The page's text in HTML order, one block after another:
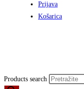
Prijava
Košarica
Products search